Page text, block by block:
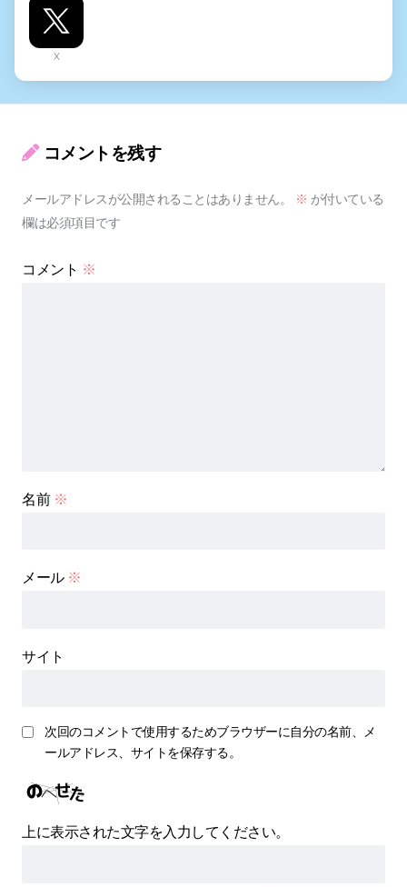
X
コメントを残す
メールアドレスが公開されることはありません。 ※ が付いている
欄は必須項目です
コメント ※
名前 ※
メール ※
サイト
次回のコメントで使用するためブラウザーに自分の名前、メ
ールアドレス、サイトを保存する。
上に表示された文字を入力してください。